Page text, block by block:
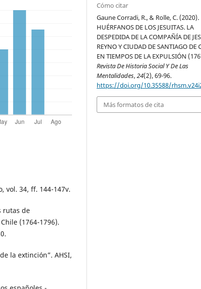
vol. 34, ff. 144-147v.
rutas de
(1764-1796).
la extinción”. AHSI,
Cómo citar
Gaune Corradi, R., & Rolle, C. (2020).
HUÉRFANOS DE LOS JESUITAS. LA
DESPEDIDA DE LA COMPAÑÍA DE
REYNO Y CIUDAD DE SANTIAGO DE
EN TIEMPOS DE LA EXPULSIÓN
Revista De Historia Social Y De Las
Mentalidades,24(2), 69-96.
https://doi.org/10.35588/
Más formatos de cita